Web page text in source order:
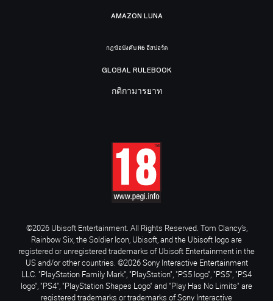
AMAZON LUNA
กฎข้อบังคับ R6 อีสปอร์ต
GLOBAL RULEBOOK
กติกามารยาท
©2026 Ubisoft Entertainment. All Rights Reserved. Tom Clancy’s,
Rainbow Six, the Soldier Icon, Ubisoft, and the Ubisoft logo are
registered or unregistered trademarks of Ubisoft Entertainment in the
US and/or other countries. ©2026 Sony Interactive Entertainment
LLC. "PlayStation Family Mark", "PlayStation", "PS5 logo", "PS5", "PS4
logo", "PS4", "PlayStation Shapes Logo" and "Play Has No Limits" are
registered trademarks or trademarks of Sony Interactive